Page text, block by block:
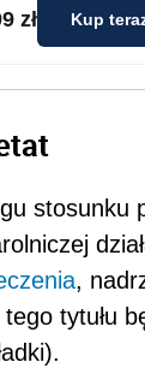
zł Kup
stosunku
,
tego tytułu